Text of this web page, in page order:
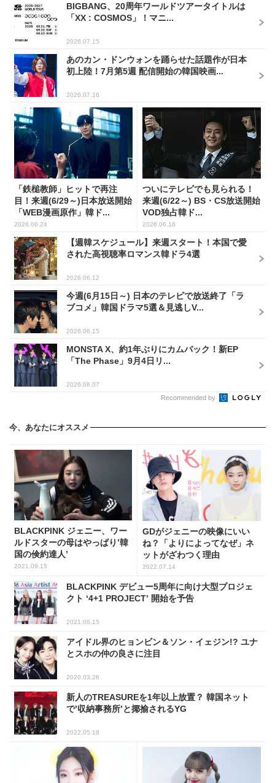
BIGBANG、20周年ワールドツアータイトルは
「XX : COSMOS」！マニ...
2026.07.15
あのカン・ドンウォンを踊らせた話題作が日本
初上陸！7月第5週 配信開始の韓国映画...
2026.07.16
「鉄槌教師」ヒットで再注
目！来週(6/29～)日本放送開始
「WEB漫画原作」韓ド...
2026.06.24
ついにテレビでも見られる！
来週(6/22～) BS・CS放送開始
VOD独占韓ド...
2026.06.16
【週韓スケジュール】来週スタート！本国で愛
された高視聴率ロマンス韓ドラ4選
2026.06.12
今週(6月15日～) 日本のテレビで放送終了「ラ
ブコメ」韓国ドラマ5選＆見逃しV...
2026.06.15
MONSTA X、約1年ぶりにカムバック！新EP
「The Phase」9月4日リ...
2026.08.07
Recommended by
今、あなたにオススメ
BLACKPINK ジェニー、ワー
ルドスターの母はやっぱり’韓
国の倹約達人’
2021.09.15
GDがジェニーの映像にいい
ね？「よりによってなぜ」ネ
ットがざわつく理由
2022.07.14
BLACKPINK デビュー5周年に向け大型プロジェ
クト ‘4+1 PROJECT’ 開始を予告
2021.06.15
アイドル界のヒョンビン＆ソン・イェジン!? ユナ
とスホの仲の良さに注目
2020.03.26
新人のTREASUREを1年以上放置？ 韓国ネット
で’収納事務所’と揶揄されるYG
2022.05.18